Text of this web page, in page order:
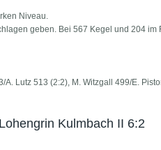
Niveau.
geben. Bei 567 Kegel und 204 im
A. Lutz 513 (2:2), M. Witzgall 499/E.
Kulmbach II 6:2